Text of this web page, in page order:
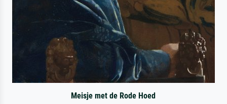
Meisje met de Rode Hoed